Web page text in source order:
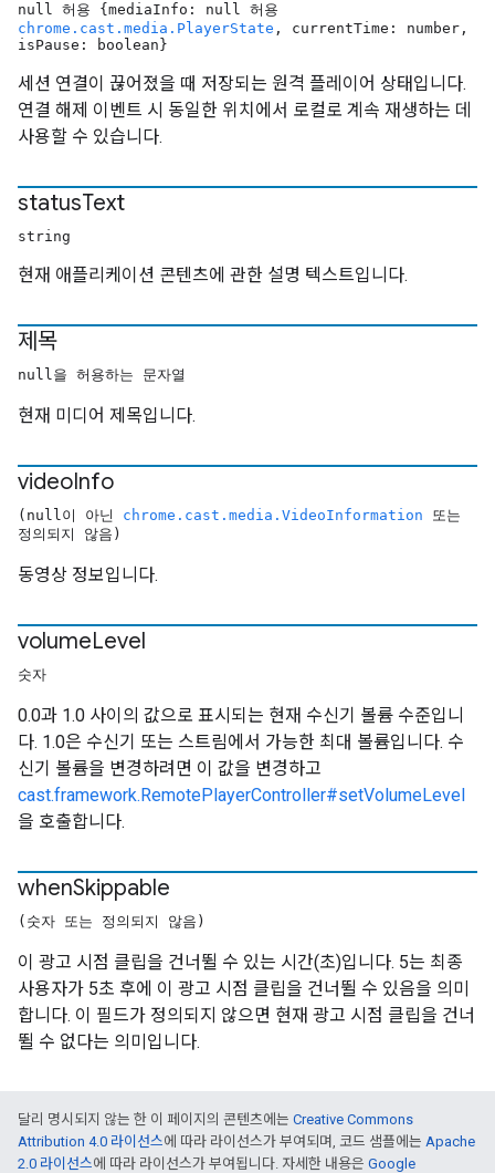
null 허용 {mediaInfo: null 허용
chrome.cast.media.PlayerState , currentTime: number,
isPause: boolean}
세션 연결이 끊어졌을 때 저장되는 원격 플레이어 상태입니다.
연결 해제 이벤트 시 동일한 위치에서 로컬로 계속 재생하는 데
사용할 수 있습니다.
statusText
string
현재 애플리케이션 콘텐츠에 관한 설명 텍스트입니다.
제목
null을 허용하는 문자열
현재 미디어 제목입니다.
videoInfo
(null이 아닌 chrome.cast.media.VideoInformation 또는
정의되지 않음)
동영상 정보입니다.
volumeLevel
숫자
0.0과 1.0 사이의 값으로 표시되는 현재 수신기 볼륨 수준입니
다. 1.0은 수신기 또는 스트림에서 가능한 최대 볼륨입니다. 수
신기 볼륨을 변경하려면 이 값을 변경하고
cast.framework.RemotePlayerController#setVolumeLevel
을 호출합니다.
whenSkippable
(숫자 또는 정의되지 않음)
이 광고 시점 클립을 건너뛸 수 있는 시간(초)입니다. 5는 최종
사용자가 5초 후에 이 광고 시점 클립을 건너뛸 수 있음을 의미
합니다. 이 필드가 정의되지 않으면 현재 광고 시점 클립을 건너
뛸 수 없다는 의미입니다.
달리 명시되지 않는 한 이 페이지의 콘텐츠에는 Creative Commons
Attribution 4.0 라이선스에 따라 라이선스가 부여되며, 코드 샘플에는 Apache
2.0 라이선스에 따라 라이선스가 부여됩니다. 자세한 내용은 Google